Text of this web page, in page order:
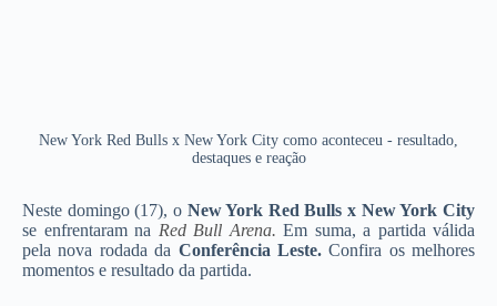
New York Red Bulls x New York City como aconteceu - resultado,
destaques e reação
Neste domingo (17), o New York Red Bulls x New York City
se enfrentaram na Red Bull Arena. Em suma, a partida válida
pela nova rodada da Conferência Leste.Confira os melhores
momentos e resultado da partida.